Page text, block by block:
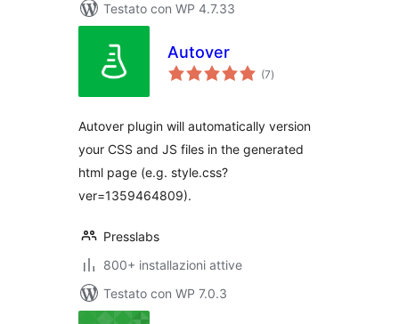
Testato con WP 4.7.33
Autover
(7valutazioni
totali
)
Autover plugin will automatically version
your CSS and JS files in the generated
html page (e.g. style.css?
ver=1359464809).
Presslabs
800+ installazioni attive
Testato con WP 7.0.3